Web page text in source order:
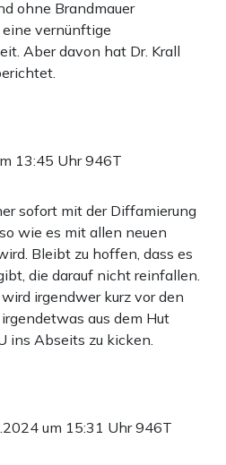
ohne Brandmauer
vernünftige
Aber davon hat Dr. Krall
13:45 Uhr946T
sofort mit der Diffamierung
wie es mit allen neuen
Bleibt zu hoffen, dass es
die darauf nicht reinfallen.
irgendwer kurz vor den
aus dem Hut
ins Abseits zu kicken.
um 15:31 Uhr946T